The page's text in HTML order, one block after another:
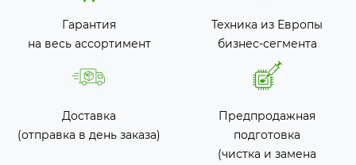
Гарантия
на весь ассортимент
Техника из Европы
бизнес-сегмента
Доставка
(отправка в день заказа)
Предпродажная
подготовка
(чистка и замена